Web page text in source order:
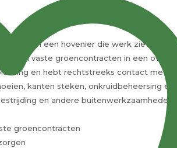
om een hovenier die werk ziet
en vaste groencontracten in een
en hebt rechtstreeks contact met
kanten steken, onkruidbeheersing en
en andere buitenwerkzaamheden.
groencontracten